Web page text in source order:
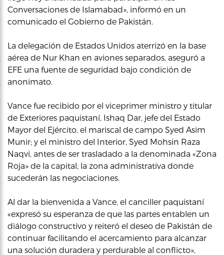
Conversaciones de Islamabad», informó en un
comunicado el Gobierno de Pakistán.
La delegación de Estados Unidos aterrizó en la base
aérea de Nur Khan en aviones separados, aseguró a
EFE una fuente de seguridad bajo condición de
anonimato.
Vance fue recibido por el viceprimer ministro y titular
de Exteriores paquistaní, Ishaq Dar, jefe del Estado
Mayor del Ejército, el mariscal de campo Syed Asim
Munir; y el ministro del Interior, Syed Mohsin Raza
Naqvi, antes de ser trasladado a la denominada «Zona
Roja» de la capital, la zona administrativa donde
sucederán las negociaciones.
Al dar la bienvenida a Vance, el canciller paquistaní
«expresó su esperanza de que las partes entablen un
diálogo constructivo y reiteró el deseo de Pakistán de
continuar facilitando el acercamiento para alcanzar
una solución duradera y perdurable al conflicto»,